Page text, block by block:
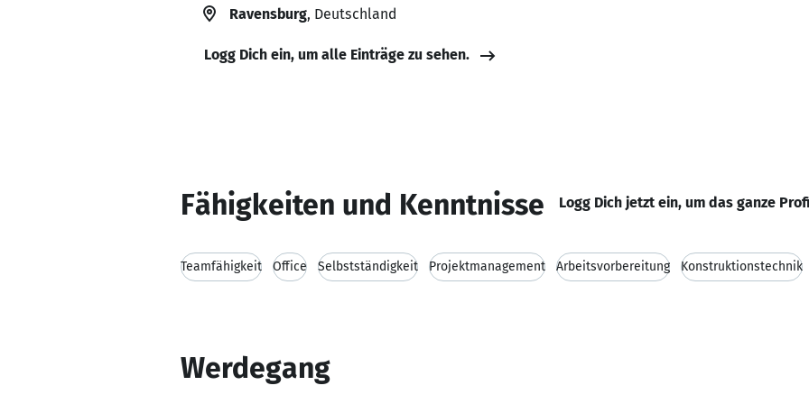
Ravensburg, Deutschland
Logg Dich ein, um alle Einträge zu sehen.
Fähigkeiten und Kenntnisse Logg Dich jetzt ein, um das ganze
Teamfähigkeit Office Selbstständigkeit Projektmanagement Arbeitsvorbereitung Konstruktionstechnik
Werdegang